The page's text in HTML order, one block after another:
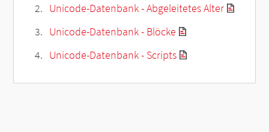
Unicode-Datenbank - Abgeleitetes Alter
Unicode-Datenbank - Blöcke
Unicode-Datenbank - Scripts